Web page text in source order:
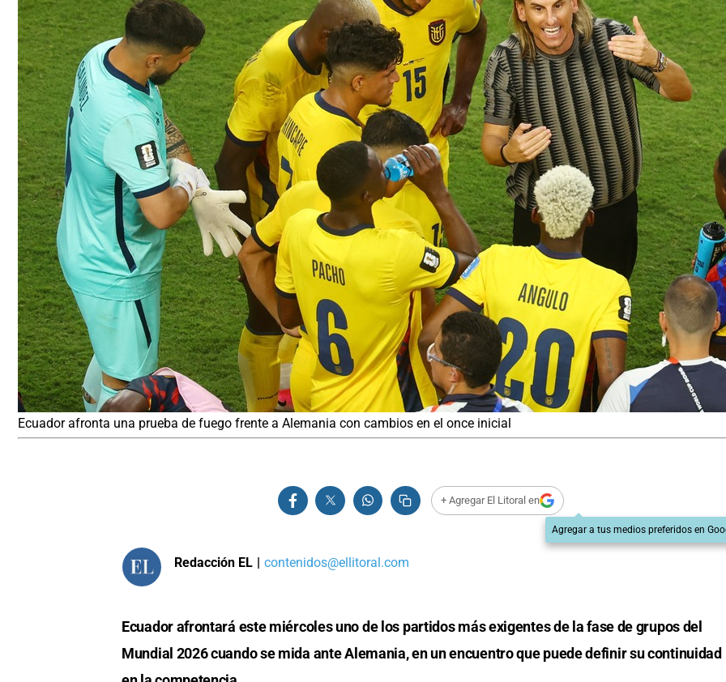
Ecuador afronta una prueba de fuego frente a Alemania con cambios en el once inicial
+ Agregar El Litoral en
Agregar a tus medios preferidos en
Redacción EL | contenidos@ellitoral.com
Ecuador afrontará este miércoles uno de los partidos más exigentes de la fase de grupos del
Mundial 2026 cuando se mida ante Alemania, en un encuentro que puede definir su continuidad